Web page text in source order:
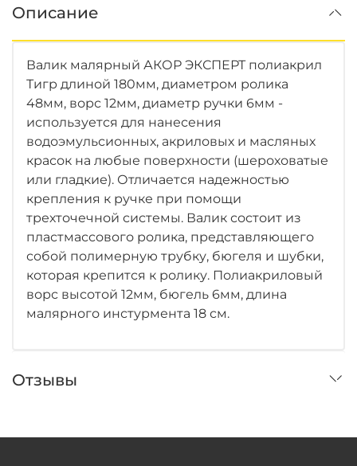
Описание
Валик малярный АКОР ЭКСПЕРТ полиакрил
Тигр длиной 180мм, диаметром ролика
48мм, ворс 12мм, диаметр ручки 6мм -
используется для нанесения
водоэмульсионных, акриловых и масляных
красок на любые поверхности (шероховатые
или гладкие). Отличается надежностью
крепления к ручке при помощи
трехточечной системы. Валик состоит из
пластмассового ролика, представляющего
собой полимерную трубку, бюгеля и шубки,
которая крепится к ролику. Полиакриловый
ворс высотой 12мм, бюгель 6мм, длина
малярного инстурмента 18 см.
Отзывы